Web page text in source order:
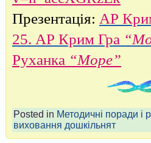
Презентація: АР
25. АР Крим Гра
Руханка “Море”
Posted in Методичні поради і
виховання дошкільнят